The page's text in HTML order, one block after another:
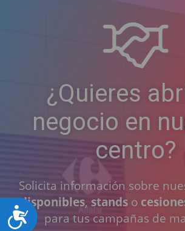
Accesibilidad
¿Quieres
negocio en
centro?
Solicita información sobre
disponibles, standso
para tus campañas de